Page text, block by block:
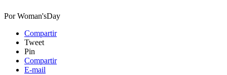
PorWoman'sDay
Compartir
Tweet
Pin
Compartir
E-mail